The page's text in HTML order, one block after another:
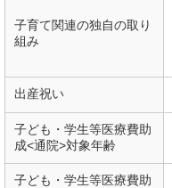
子育て関連の独自の取り
組み
出産祝い
子ども・学生等医療費助
成<通院>対象年齢
子ども・学生等医療費助